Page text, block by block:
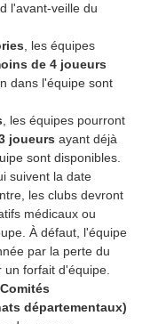
l'avant-veille du
, les équipes
de 4 joueurs
dans l'équipe sont
, les équipes pourront
joueurs ayant déjà
sont disponibles.
suivent la date
les clubs devront
médicaux ou
À défaut, l'équipe
par la perte du
forfait d'équipe.
départementaux)